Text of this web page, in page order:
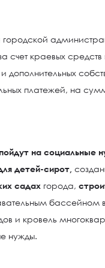
счет краевых
дополнительных
платежей, на
на социальные
детей-сирот,
садах города,
и кровель
нужды.